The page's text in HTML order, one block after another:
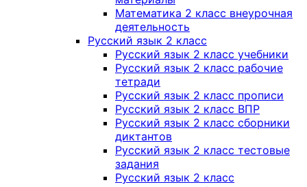
Математика 2 класс внеурочная
деятельность
Русский язык 2 класс
Русский язык 2 класс учебники
Русский язык 2 класс рабочие
тетради
Русский язык 2 класс прописи
Русский язык 2 класс ВПР
Русский язык 2 класс сборники
диктантов
Русский язык 2 класс тестовые
задания
Русский язык 2 класс